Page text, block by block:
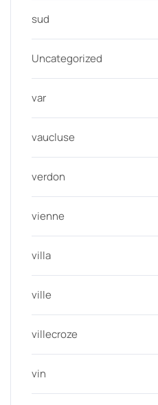
sud
Uncategorized
var
vaucluse
verdon
vienne
villa
ville
villecroze
vin